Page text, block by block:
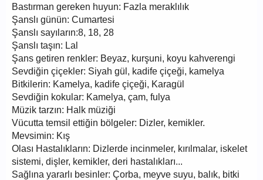
Bastırman gereken huyun: Fazla meraklılık
Şanslı günün: Cumartesi
Şanslı sayıların:8, 18, 28
Şanslı taşın: Lal
Şans getiren renkler: Beyaz, kurşuni, koyu kahverengi
Sevdiğin çiçekler: Siyah gül, kadife çiçeği, kamelya
Bitkilerin: Kamelya, kadife çiçeği, Karagül
Sevdiğin kokular: Kamelya, çam, fulya
Müzik tarzın: Halk müziği
Vücutta temsil ettiğin bölgeler: Dizler, kemikler.
Mevsimin: Kış
Olası Hastalıkların: Dizlerde incinmeler, kırılmalar, iskelet
sistemi, dişler, kemikler, deri hastalıkları...
Sağlına yararlı besinler: Çorba, meyve suyu, balık, bitki